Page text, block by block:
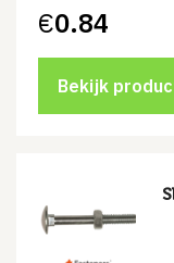
€0.84
Bekijk